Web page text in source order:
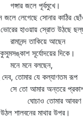
জলে পূর্বমুখে।
জলে লেগেছে সোনার কাঠির
হাওয়ায় স্রোত উঠছে
তাকিয়ে আছেন
সূর্যোদয়ের দিকে।
মনে বলছেন,
দেব, তোমার যে কল্যাণতম রূপ
তো আমার অন্তরে প্রকাশ
তোমার
উঠল শালবনের মাথার উপর।